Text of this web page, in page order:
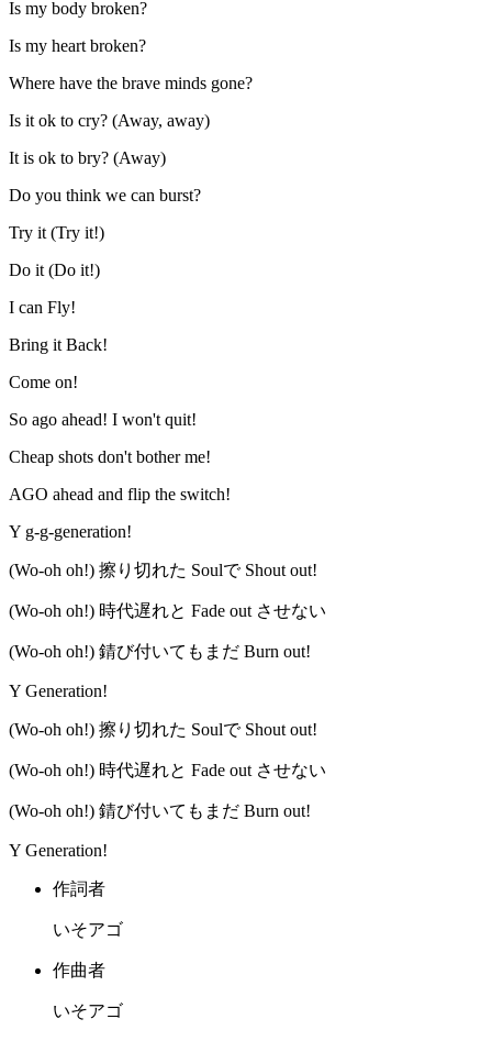
Is my body broken?
Is my heart broken?
Where have the brave minds gone?
Is it ok to cry? (Away, away)
It is ok to bry? (Away)
Do you think we can burst?
Try it (Try it!)
Do it (Do it!)
I can Fly!
Bring it Back!
Come on!
So ago ahead! I won't quit!
Cheap shots don't bother me!
AGO ahead and flip the switch!
Y g-g-generation!
(Wo-oh oh!) 擦り切れた Soulで Shout out!
(Wo-oh oh!) 時代遅れと Fade out させない
(Wo-oh oh!) 錆び付いてもまだ Burn out!
Y Generation!
(Wo-oh oh!) 擦り切れた Soulで Shout out!
(Wo-oh oh!) 時代遅れと Fade out させない
(Wo-oh oh!) 錆び付いてもまだ Burn out!
Y Generation!
作詞者
いそアゴ
作曲者
いそアゴ